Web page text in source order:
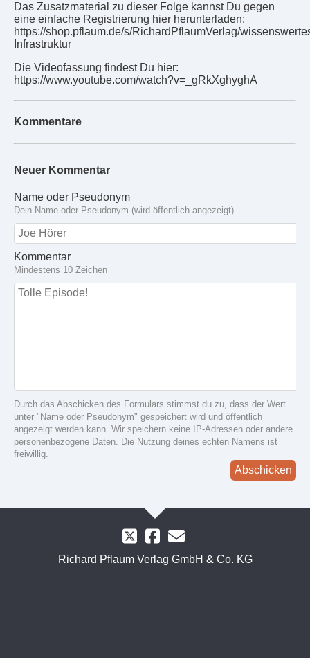
Das Zusatzmaterial zu dieser Folge kannst Du gegen
eine einfache Registrierung hier herunterladen:
https://shop.pflaum.de/s/RichardPflaumVerlag/
Infrastruktur
Die Videofassung findest Du hier:
https://www.youtube.com/watch?v=_gRkXghyghA
Kommentare
Neuer Kommentar
Name oder Pseudonym
Dein Name oder Pseudonym (wird öffentlich angezeigt)
Kommentar
Mindestens 10 Zeichen
Durch das Abschicken des Formulars stimmst du zu, dass der Wert
unter "Name oder Pseudonym" gespeichert wird und öffentlich
angezeigt werden kann. Wir speichern keine IP-Adressen oder andere
personenbezogene Daten. Die Nutzung deines echten Namens ist
freiwillig.
Abschicken
Richard Pflaum Verlag GmbH & Co. KG